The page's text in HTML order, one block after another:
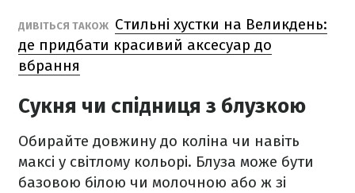
ДИВІТЬСЯ ТАКОЖ Стильні хустки на Великдень:
де придбати красивий аксесуар до
вбрання
Сукня чи спідниця з блузкою
Обирайте довжину до коліна чи навіть
максі у світлому кольорі. Блуза може бути
базовою білою чи молочною або ж зі